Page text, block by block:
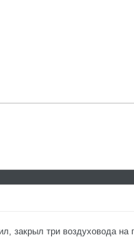
закрыл три воздуховода